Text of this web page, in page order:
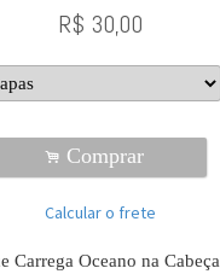
R$ 30,00
. Comprar
Calcular o frete
Carrega Oceano na Cabeça